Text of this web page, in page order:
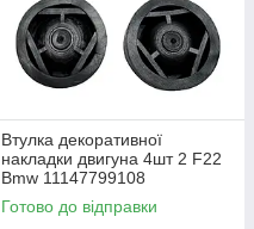
Втулка декоративної
накладки двигуна 4шт 2 F22
Bmw 11147799108
03L103184 13717588501
7C103226
Готово до відправки